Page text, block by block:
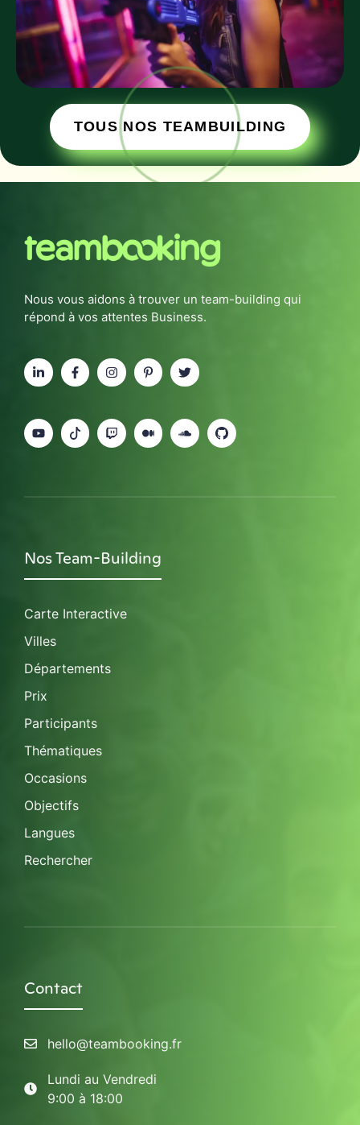
TOUS NOS TEAMBUILDING
Nous vous aidons à trouver un team-building qui
répond à vos attentes Business.
Nos Team-Building
Carte Interactive
Villes
Départements
Prix
Participants
Thématiques
Occasions
Objectifs
Langues
Rechercher
Contact
hello@teambooking.fr
Lundi au Vendredi
9:00 à 18:00